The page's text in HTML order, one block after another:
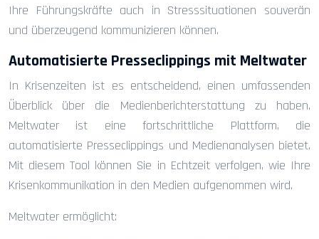
Ihre Führungskräfte auch in Stresssituationen souverän
und überzeugend kommunizieren können.
Automatisierte Presseclippings mit Meltwater
In Krisenzeiten ist es entscheidend, einen umfassenden
Überblick über die Medienberichterstattung zu haben.
Meltwater ist eine fortschrittliche Plattform, die
automatisierte Presseclippings und Medienanalysen bietet.
Mit diesem Tool können Sie in Echtzeit verfolgen, wie Ihre
Krisenkommunikation in den Medien aufgenommen wird.
Meltwater ermöglicht: